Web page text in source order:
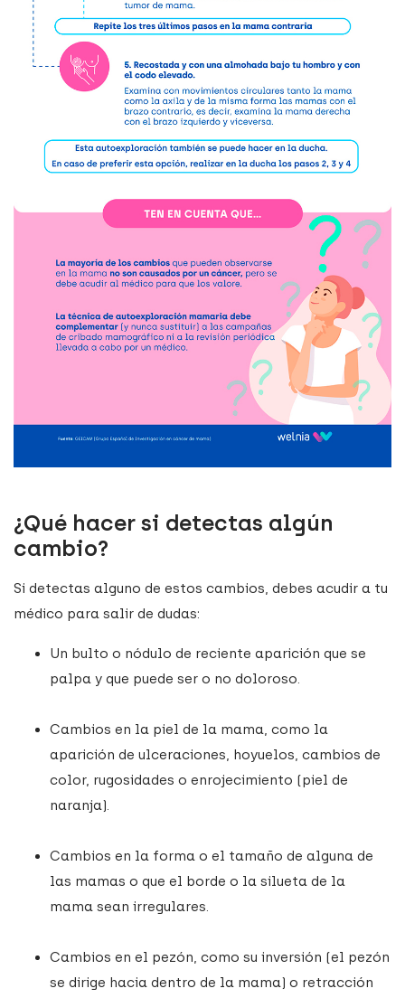
¿Qué hacer si detectas algún
cambio?
Si detectas alguno de estos cambios, debes acudir a tu
médico para salir de dudas:
Un bulto o nódulo de reciente aparición que se
palpa y que puede ser o no doloroso.
Cambios en la piel de la mama, como la
aparición de ulceraciones, hoyuelos, cambios de
color, rugosidades o enrojecimiento (piel de
naranja).
Cambios en la forma o el tamaño de alguna de
las mamas o que el borde o la silueta de la
mama sean irregulares.
Cambios en el pezón, como su inversión (el pezón
se dirige hacia dentro de la mama) o retracción